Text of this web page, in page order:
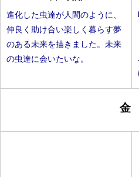
進化した虫達が人間のように、
仲良く助け合い楽しく暮らす夢
のある未来を描きました。未来
の虫達に会いたいな。
金